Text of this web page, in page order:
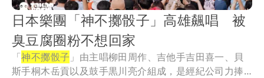
日本樂團「神不擲骰子」高雄飆唱 被
臭豆腐圈粉不想回家
「神不擲骰子 」由主唱柳田周作、吉他手吉田喜一、貝
斯手桐木岳貢以及鼓手黒川亮介組成，是經紀公司力捧